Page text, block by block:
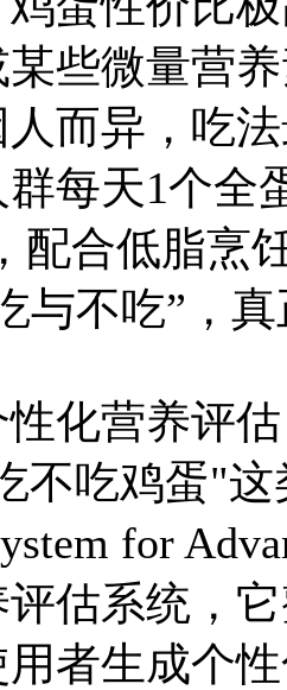
某些微量营
人而异，吃
每天1个全
配合低脂烹
与不吃”，
性化营养评
不吃鸡蛋"这
for
估系统，
者生成个